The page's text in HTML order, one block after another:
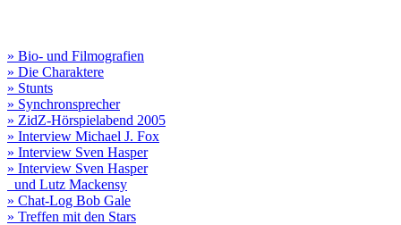
» Bio- und Filmografien
» Die Charaktere
» Stunts
» Synchronsprecher
» ZidZ-Hörspielabend 2005
» Interview Michael J. Fox
» Interview Sven Hasper
» Interview Sven Hasper
und Lutz Mackensy
» Chat-Log Bob Gale
» Treffen mit den Stars